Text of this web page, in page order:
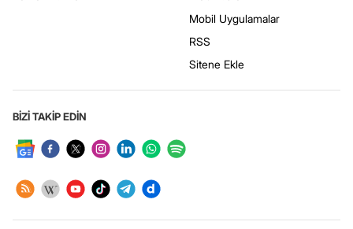
Mobil Uygulamalar
RSS
Sitene Ekle
BİZİ TAKİP EDİN